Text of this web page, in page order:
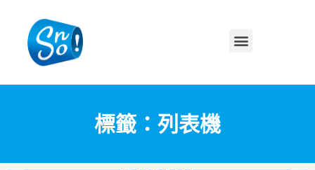
標籤：列表機